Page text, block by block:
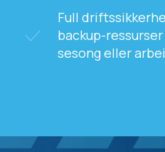
Full
backup-
sesong eller